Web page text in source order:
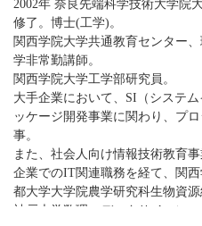
第4章 簡単なロジックに挑戦!
4.1 ロジック入門
4.2 プログラムの作り方
4.3 プログラムテスト
4.4 例外エラー
4.5 リストの利用
4.6 リストとif文
第5章 ロジックの整理一関数一
5.1 関数を使ってロジックの整
5.2 関数を使ったプログラムの
2002年 奈良先端科学技術大学院
修了。博士(工学)。
関西学院大学共通教育センター
学非常勤講師。
関西学院大学工学部研究員。
大手企業において、SI（システ
ッケージ開発事業に関わり、プ
事。
また、社会人向け情報技術教育事
企業でのIT関連職務を経て、関
都大学大学院農学研究科生物資源
神戸大学数理・データサイエン